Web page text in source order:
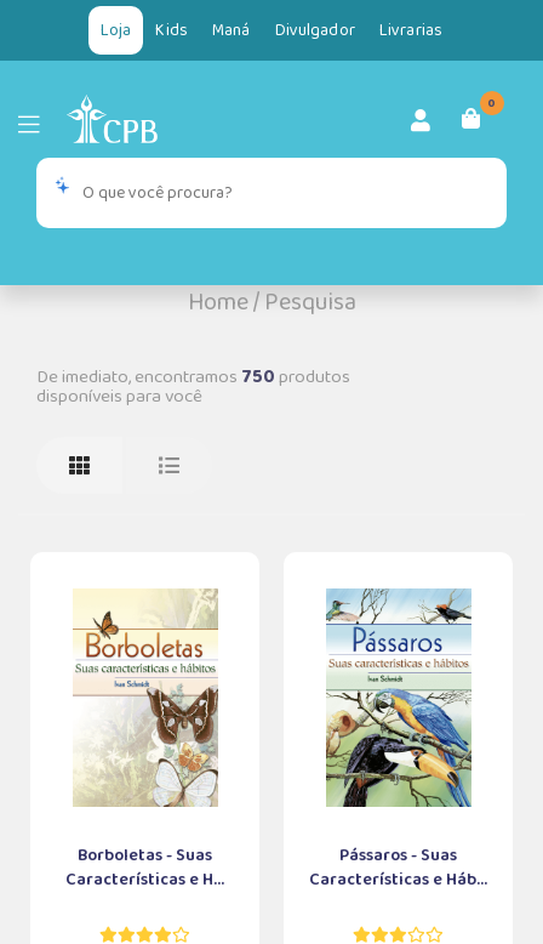
Loja Kids Maná Divulgador Livrarias
0
Home/Pesquisa
De imediato, encontramos 750produtos
disponíveis para você
Borboletas - Suas
Características e H...
Pássaros - Suas
Características e Háb...